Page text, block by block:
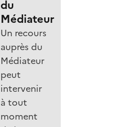
du
Médiateur
Un recours
auprès du
Médiateur
peut
intervenir
à tout
moment